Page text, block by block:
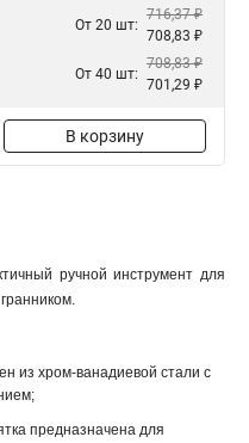
От 20 шт:
716,37 ₽
708,83 ₽
От 40 шт:
708,83 ₽
701,29 ₽
В корзину
ручной инструмент для
из хром-ванадиевой стали с
предназначена для